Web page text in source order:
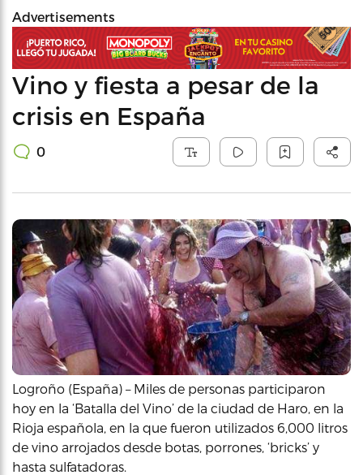
Advertisements
Vino y fiesta a pesar de la
crisis en España
0
Logroño (España) – Miles de personas participaron
hoy en la ‘Batalla del Vino’ de la ciudad de Haro, en la
Rioja española, en la que fueron utilizados 6,000 litros
de vino arrojados desde botas, porrones, ‘bricks’ y
hasta sulfatadoras.